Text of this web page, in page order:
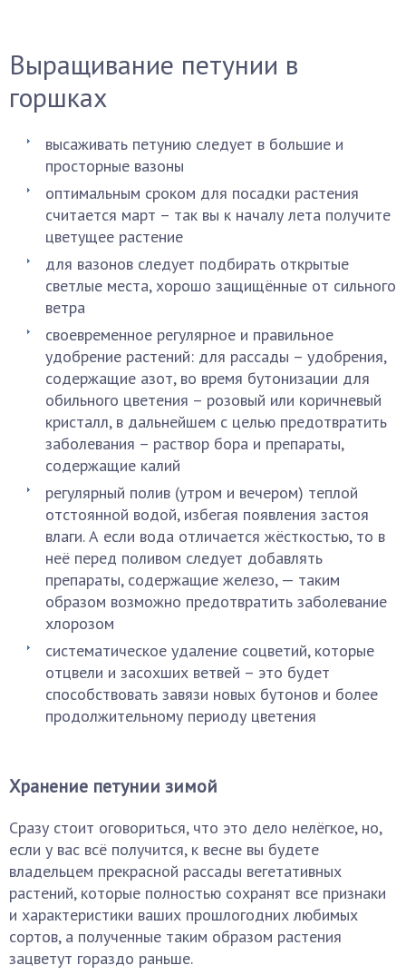
Выращивание петунии в
горшках
высаживать петунию следует в большие и
просторные вазоны
оптимальным сроком для посадки растения
считается март – так вы к началу лета получите
цветущее растение
для вазонов следует подбирать открытые
светлые места, хорошо защищённые от сильного
ветра
своевременное регулярное и правильное
удобрение растений: для рассады – удобрения,
содержащие азот, во время бутонизации для
обильного цветения – розовый или коричневый
кристалл, в дальнейшем с целью предотвратить
заболевания – раствор бора и препараты,
содержащие калий
регулярный полив (утром и вечером) теплой
отстоянной водой, избегая появления застоя
влаги. А если вода отличается жёсткостью, то в
неё перед поливом следует добавлять
препараты, содержащие железо, — таким
образом возможно предотвратить заболевание
хлорозом
систематическое удаление соцветий, которые
отцвели и засохших ветвей – это будет
способствовать завязи новых бутонов и более
продолжительному периоду цветения
Хранение петунии зимой
Сразу стоит оговориться, что это дело нелёгкое, но,
если у вас всё получится, к весне вы будете
владельцем прекрасной рассады вегетативных
растений, которые полностью сохранят все признаки
и характеристики ваших прошлогодних любимых
сортов, а полученные таким образом растения
зацветут гораздо раньше.